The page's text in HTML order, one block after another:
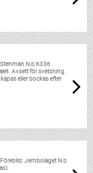
N:o K336
Avsett för svetsning.
eller bockas efter
Jernbolaget N:o